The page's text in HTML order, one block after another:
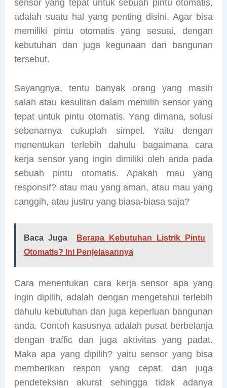
sensor yang tepat untuk sebuah pintu otomatis,
adalah suatu hal yang penting disini. Agar bisa
memiliki pintu otomatis yang sesuai, dengan
kebutuhan dan juga kegunaan dari bangunan
tersebut.
Sayangnya, tentu banyak orang yang masih
salah atau kesulitan dalam memilih sensor yang
tepat untuk pintu otomatis. Yang dimana, solusi
sebenarnya cukuplah simpel. Yaitu dengan
menentukan terlebih dahulu bagaimana cara
kerja sensor yang ingin dimiliki oleh anda pada
sebuah pintu otomatis. Apakah mau yang
responsif? atau mau yang aman, atau mau yang
canggih, atau justru yang biasa-biasa saja?
Baca Juga
Berapa Kebutuhan Listrik Pintu
Otomatis? Ini Penjelasannya
Cara menentukan cara kerja sensor apa yang
ingin dipilih, adalah dengan mengetahui terlebih
dahulu kebutuhan dan juga keperluan bangunan
anda. Contoh kasusnya adalah pusat berbelanja
dengan traffic dan juga aktivitas yang padat.
Maka apa yang dipilih? yaitu sensor yang bisa
memberikan respon yang cepat, dan juga
pendeteksian akurat sehingga tidak adanya